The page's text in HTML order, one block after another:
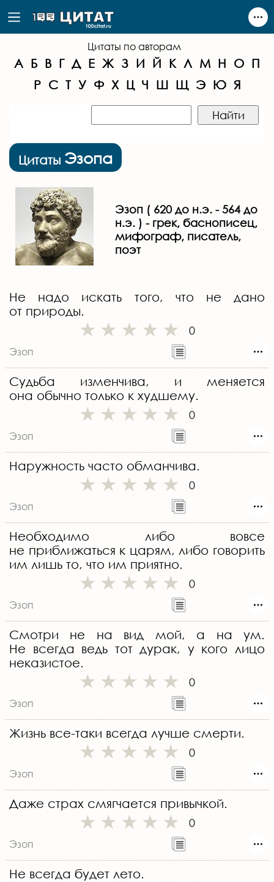
Цитаты по авторам
А Б В Г Д Е Ж З И Й К Л М Н О П
Р С Т У Ф Х Ц Ч Ш Щ Э Ю Я
Цитаты Эзопа
Эзоп ( 620 до н.э. - 564 до
н.э. ) - грек, баснописец,
мифограф, писатель,
поэт
Не надо искать того, что не дано
от природы.
0
Эзоп
Судьба изменчива, и меняется
она обычно только к худшему.
0
Эзоп
Наружность часто обманчива.
0
Эзоп
Необходимо либо вовсе
не приближаться к царям, либо говорить
им лишь то, что им приятно.
0
Эзоп
Смотри не на вид мой, а на ум.
Не всегда ведь тот дурак, у кого лицо
неказистое.
0
Эзоп
Жизнь все-таки всегда лучше смерти.
0
Эзоп
Даже страх смягчается привычкой.
0
Эзоп
Не всегда будет лето.